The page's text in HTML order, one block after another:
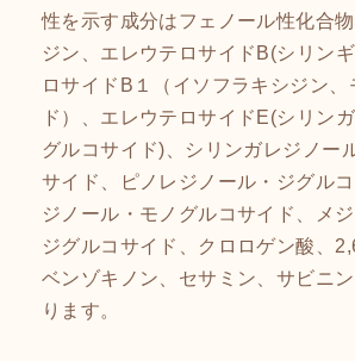
性を示す成分はフェノール性化合
ジン、エレウテロサイドB(シリン
ロサイドB１（イソフラキシジン、
ド）、エレウテロサイドE(シリン
グルコサイド)、シリンガレジノー
サイド、ピノレジノール・ジグル
ジノール・モノグルコサイド、メ
ジグルコサイド、クロロゲン酸、
ベンゾキノン、セサミン、サビニ
ります。